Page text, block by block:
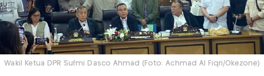
Wakil Ketua DPR Sufmi Dasco Ahmad (Foto: Achmad Al Fiqri/Okezone)